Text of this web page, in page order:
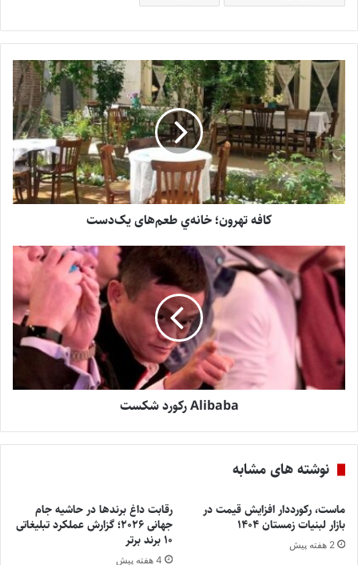
کافه‌ تهرون؛ خانه‌ي طعم‌های یک‌دست
Alibaba رکورد شکست
نوشته های مشابه
ماست، رکورددار افزایش قیمت در
بازار لبنیات زمستان ۱۴۰۴
2 هفته پیش
رقابت داغ برندها در حاشیه جام
جهانی ۲۰۲۶؛ گزارش عملکرد تبلیغاتی
۱۰ برند برتر
4 هفته پیش